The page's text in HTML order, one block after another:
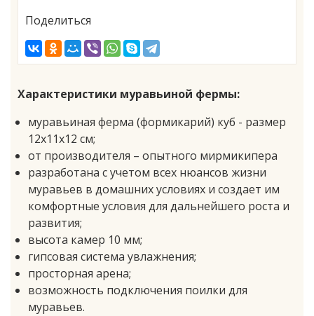
Поделиться
Характеристики муравьиной фермы:
муравьиная ферма (формикарий) куб - размер
12х11х12 см;
от производителя – опытного мирмикипера
разработана с учетом всех нюансов жизни
муравьев в домашних условиях и создает им
комфортные условия для дальнейшего роста и
развития;
высота камер 10 мм;
гипсовая система увлажнения;
просторная арена;
возможность подключения поилки для
муравьев.